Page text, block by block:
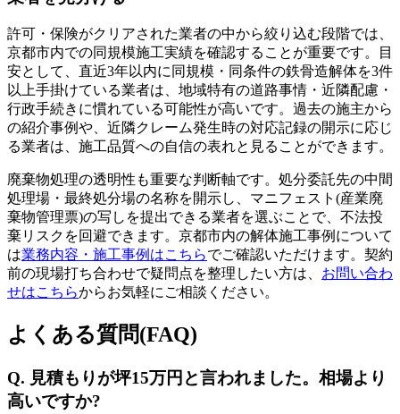
許可・保険がクリアされた業者の中から絞り込む段階では、
京都市内での同規模施工実績を確認することが重要です。目
安として、直近3年以内に同規模・同条件の鉄骨造解体を3件
以上手掛けている業者は、地域特有の道路事情・近隣配慮・
行政手続きに慣れている可能性が高いです。過去の施主から
の紹介事例や、近隣クレーム発生時の対応記録の開示に応じ
る業者は、施工品質への自信の表れと見ることができます。
廃棄物処理の透明性も重要な判断軸です。処分委託先の中間
処理場・最終処分場の名称を開示し、マニフェスト(産業廃
棄物管理票)の写しを提出できる業者を選ぶことで、不法投
棄リスクを回避できます。京都市内の解体施工事例について
は業務内容・施工事例はこちらでご確認いただけます。契約
前の現場打ち合わせで疑問点を整理したい方は、 お問い合わ
せはこちらからお気軽にご相談ください。
よくある質問(FAQ)
Q. 見積もりが坪15万円と言われました。相場より
高いですか?